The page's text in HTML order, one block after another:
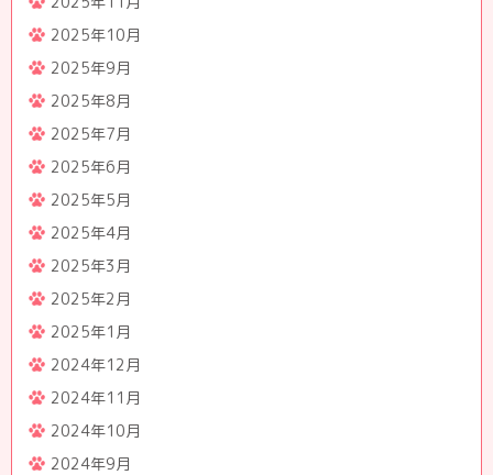
2025年10月
2025年9月
2025年8月
2025年7月
2025年6月
2025年5月
2025年4月
2025年3月
2025年2月
2025年1月
2024年12月
2024年11月
2024年10月
2024年9月